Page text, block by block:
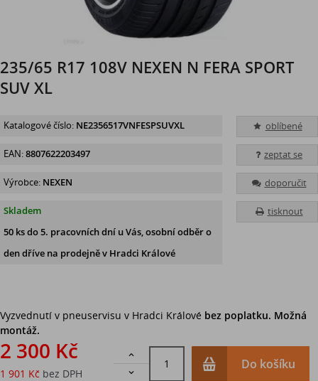
235/65 R17 108V NEXEN N FERA SPORT
SUV XL
oblíbené
zeptat se
doporučit
tisknout
Katalogové číslo: NE2356517VNFESPSUVXL
EAN:8807622203497
Výrobce: NEXEN
Skladem
50 ksdo 5. pracovních dní u Vás, osobní odběr o
den dříve na prodejněv Hradci Králové
Vyzvednutí v pneuservisu v Hradci Králové bez poplatku. Možná
montáž.
2 300 Kč
1 901 Kč bez DPH


Do košíku